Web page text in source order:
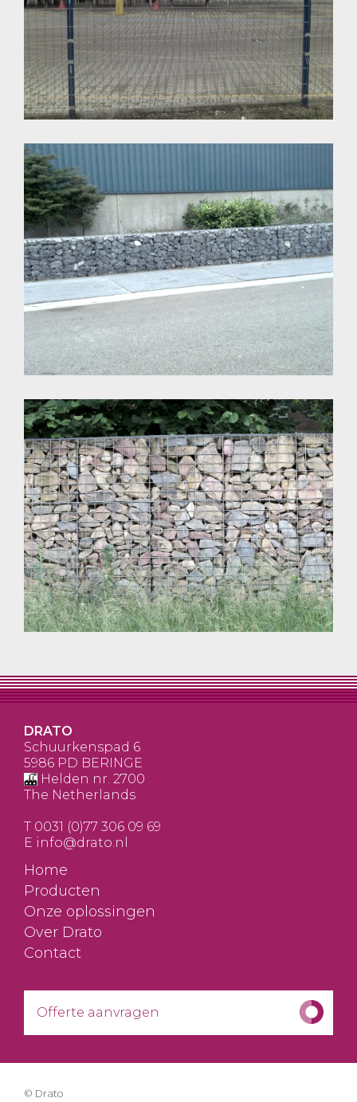
DRATO
Schuurkenspad 6
5986 PD BERINGE
Helden nr. 2700
The Netherlands
T 0031 (0)77 306 09 69
E info@drato.nl
Home
Producten
Onze oplossingen
Over Drato
Contact
Offerte aanvragen
© Drato